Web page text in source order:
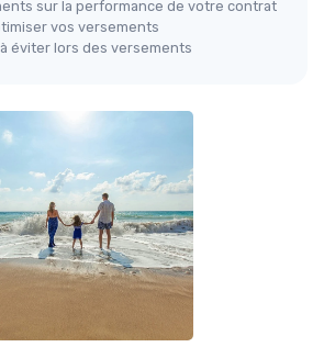
sur la performance de votre contrat
vos versements
éviter lors des versements